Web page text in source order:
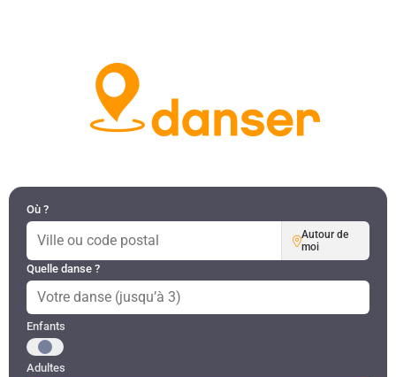
Où ?
Autour de
moi
Quelle danse ?
Public recherché
Enfants
Adultes